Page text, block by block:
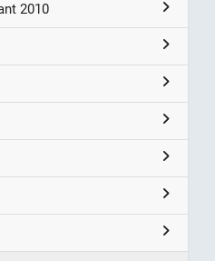
2010